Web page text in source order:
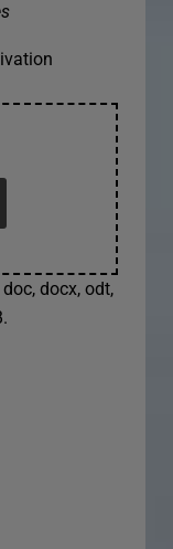
docx, odt,